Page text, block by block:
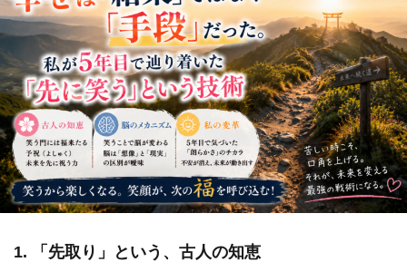
1. 「先取り」という、古人の知恵